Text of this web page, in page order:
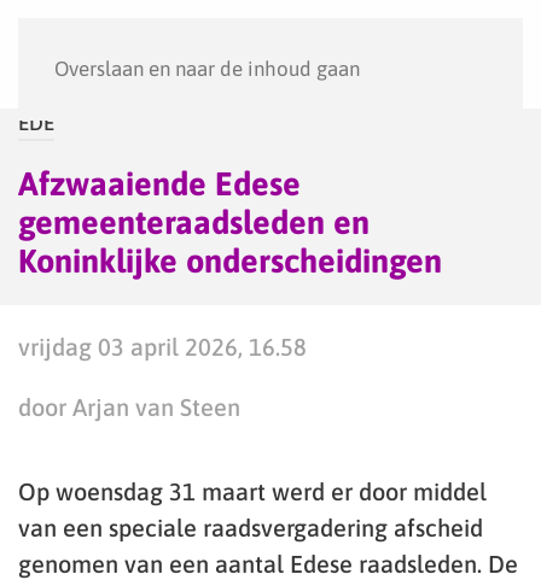
Overslaan en naar de inhoud gaan
EDE
Afzwaaiende Edese
gemeenteraadsleden en
Koninklijke onderscheidingen
vrijdag 03 april 2026, 16.58
door Arjan van Steen
Op woensdag 31 maart werd er door middel
van een speciale raadsvergadering afscheid
genomen van een aantal Edese raadsleden. De